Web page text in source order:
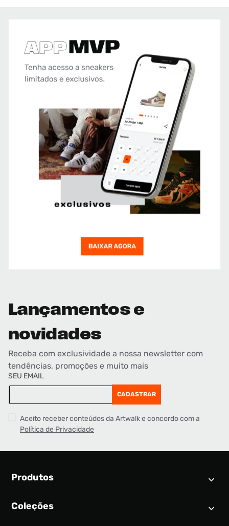
Lançamentos e
novidades
Receba com exclusividade a nossa newsletter com
tendências, promoções e muito mais
SEU EMAIL
CADASTRAR
Aceito receber conteúdos da Artwalk e concordo com a
Política de Privacidade
Produtos
Calendário SNEAKER
Coleções